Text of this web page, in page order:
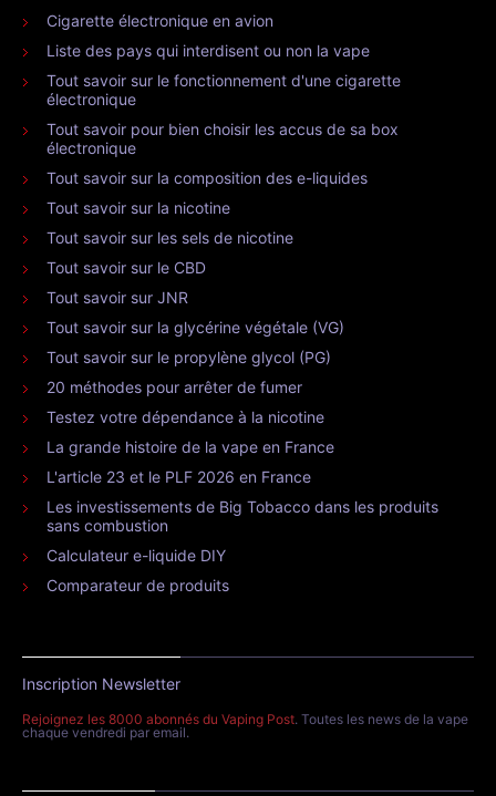
Cigarette électronique en avion
Liste des pays qui interdisent ou non la vape
Tout savoir sur le fonctionnement d'une cigarette
électronique
Tout savoir pour bien choisir les accus de sa box
électronique
Tout savoir sur la composition des e-liquides
Tout savoir sur la nicotine
Tout savoir sur les sels de nicotine
Tout savoir sur le CBD
Tout savoir sur JNR
Tout savoir sur la glycérine végétale (VG)
Tout savoir sur le propylène glycol (PG)
20 méthodes pour arrêter de fumer
Testez votre dépendance à la nicotine
La grande histoire de la vape en France
L'article 23 et le PLF 2026 en France
Les investissements de Big Tobacco dans les produits
sans combustion
Calculateur e-liquide DIY
Comparateur de produits
Inscription Newsletter
Rejoignez les 8000 abonnés du Vaping Post. Toutes les news de la vape
chaque vendredi par email.